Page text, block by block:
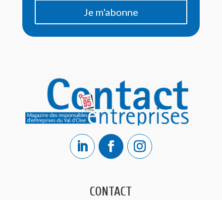
Je m'abonne
CONTACT